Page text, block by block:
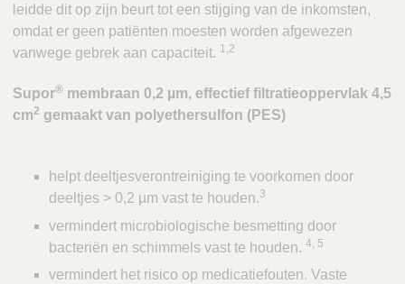
leidde dit op zijn beurt tot een stijging van de inkomsten,
omdat er geen patiënten moesten worden afgewezen
vanwege gebrek aan capaciteit. 1,2
Supor® membraan 0,2 µm, effectief filtratieoppervlak 4,5
cm2 gemaakt van polyethersulfon (PES)
helpt deeltjesverontreiniging te voorkomen door
deeltjes > 0,2 µm vast te houden.3
vermindert microbiologische besmetting door
bacteriën en schimmels vast te houden. 4, 5
vermindert het risico op medicatiefouten. Vaste